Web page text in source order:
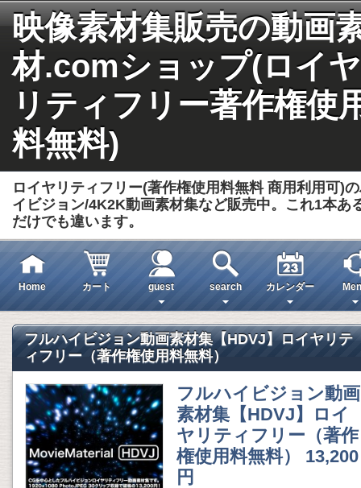
映像素材集販売の動画
材.comショップ(ロイヤ
リティフリー著作権使
料無料)
ロイヤリティフリー(著作権使用料無料 商用利用可)
イビジョン/4K2K動画素材集など販売中。これ1本あ
だけでも違います。
Home カート guest search カレンダー
フルハイビジョン動画素材集【HDVJ】ロイヤリテ
ィフリー（著作権使用料無料）
フルハイビジョン動画
素材集【HDVJ】ロイ
ヤリティフリー（著作
権使用料無料） 13,200
円